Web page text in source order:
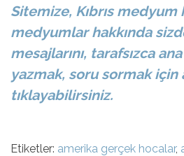
Sitemize, Kıbrıs
medyumlar hakkında
mesajlarını, tarafsızca
yazmak, soru sormak
tıklayabilirsiniz.
Etiketler: amerika gerçek hocalar,